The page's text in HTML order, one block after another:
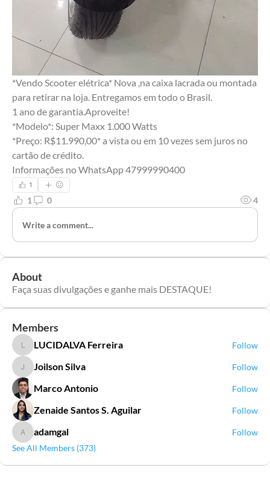
*Vendo Scooter elétrica* Nova ,na caixa lacrada ou montada
para retirar na loja. Entregamos em todo o Brasil.
1 ano de garantia.Aproveite!
*Modelo*: Super Maxx 1.000 Watts
*Preço: R$11.990,00* a vista ou em 10 vezes sem juros no
cartão de crédito.
Informações no WhatsApp 47999990400
1
1 0 4
Write a comment...
About
Faça suas divulgações e ganhe mais DESTAQUE!
Members
LUCIDALVA Ferreira
LUCIDALVA Ferreira Follow
Joilson Silva
Joilson Silva Follow
Marco Antonio Follow
Zenaide Santos S. Aguilar Follow
adamgal
adamgal
Follow
See All Members (373)